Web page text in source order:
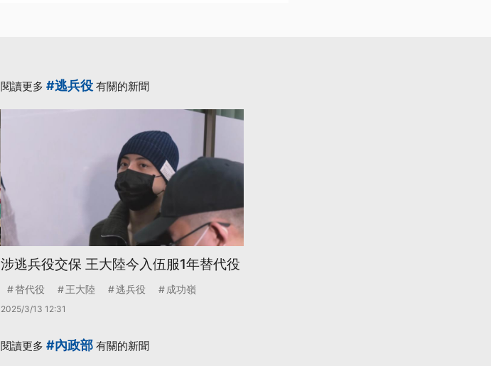
閱讀更多 #逃兵役 有關的新聞
涉逃兵役交保 王大陸今入伍服1年替代役
替代役 王大陸 逃兵役 成功嶺
2025/3/13 12:31
閱讀更多 #內政部 有關的新聞